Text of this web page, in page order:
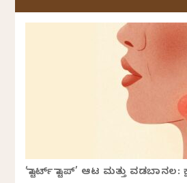
‘ಸ್ಟಾರ್ಟ್ ಸ್ಟಾಪ್’ ಆಟ ಮತ್ತು